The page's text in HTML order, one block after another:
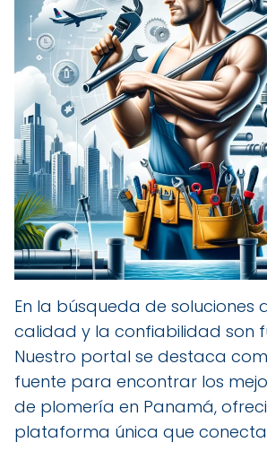
En la búsqueda de soluciones
calidad y la confiabilidad son
Nuestro portal se destaca
fuente para encontrar los
de plomería en Panamá,
plataforma única que conecta